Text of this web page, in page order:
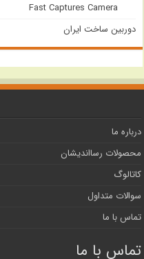
Fast Captures Camera
دوربین ساخت ایران
درباره ما
محصولات رسااندیشان
کاتالوگ
سوالات متداول
تماس با ما
تماس با ما